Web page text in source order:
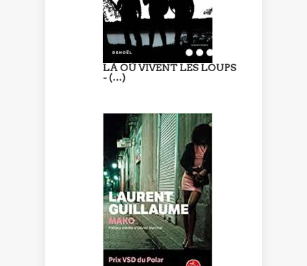
LÀ OÙ VIVENT LES LOUPS
- (…)